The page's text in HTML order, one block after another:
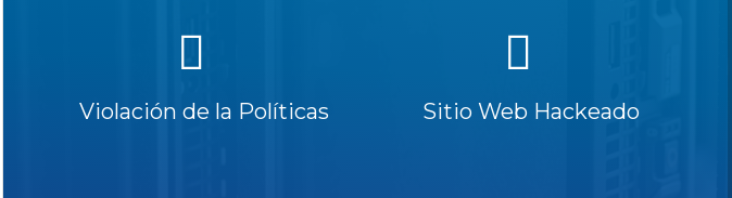
Violación de la Políticas Sitio Web Hackeado